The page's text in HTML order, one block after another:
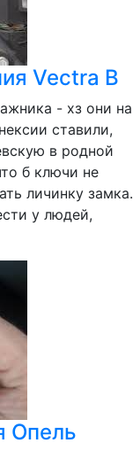
Vectra B
- хз они на
ставили,
в родной
б ключи не
личинку замка.
у людей,
Опель